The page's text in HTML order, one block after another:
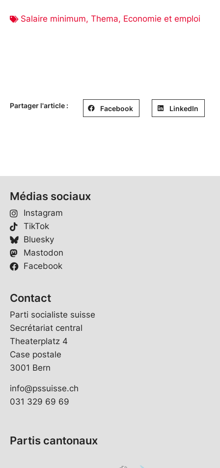
Salaire minimum, Thema, Economie et emploi
Partager l'article : Facebook LinkedIn
Médias sociaux
Instagram
TikTok
Bluesky
Mastodon
Facebook
Contact
Parti socialiste suisse
Secrétariat central
Theaterplatz 4
Case postale
3001 Bern
info@pssuisse.ch
031 329 69 69
Partis cantonaux